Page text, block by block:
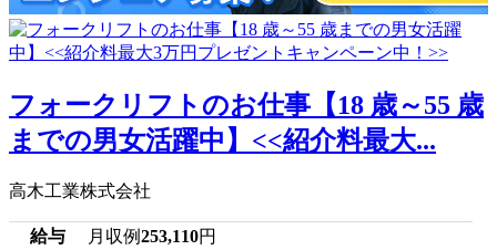
フォークリフトのお仕事【18 歳～55 歳
までの男女活躍中】<<紹介料最大...
高木工業株式会社
給与 月収例253,110円